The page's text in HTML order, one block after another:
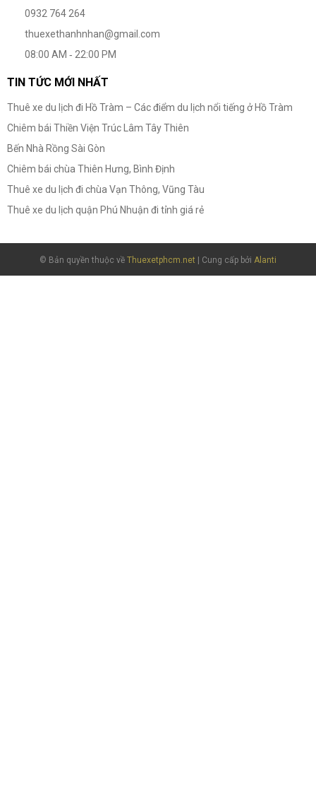
0932 764 264
thuexethanhnhan@gmail.com
08:00 AM ‐ 22:00 PM
TIN TỨC MỚI NHẤT
Thuê xe du lịch đi Hồ Tràm – Các điểm du lịch nổi tiếng ở Hồ Tràm
Chiêm bái Thiền Viện Trúc Lâm Tây Thiên
Bến Nhà Rồng Sài Gòn
Chiêm bái chùa Thiên Hưng, Bình Định
Thuê xe du lịch đi chùa Vạn Thông, Vũng Tàu
Thuê xe du lịch quận Phú Nhuận đi tỉnh giá rẻ
© Bản quyền thuộc về Thuexetphcm.net | Cung cấp bởi Alanti